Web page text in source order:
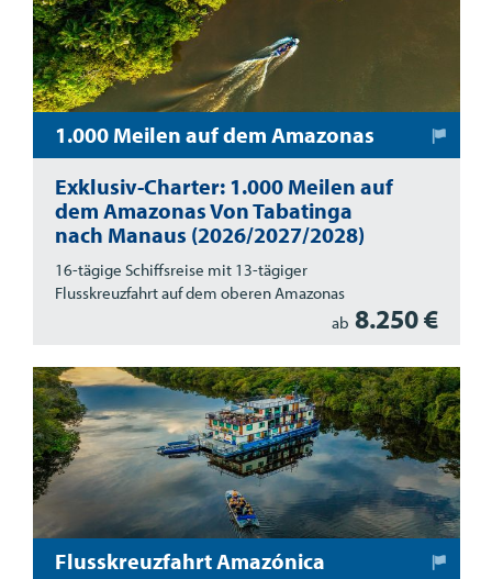
1.000 Meilen auf dem Amazonas
Exklusiv-Charter: 1.000 Meilen auf
dem Amazonas Von Tabatinga
nach Manaus (2026/2027/2028)
16-tägige Schiffsreise mit 13-tägiger
Flusskreuzfahrt auf dem oberen Amazonas
ab 8.250 €
Flusskreuzfahrt Amazónica